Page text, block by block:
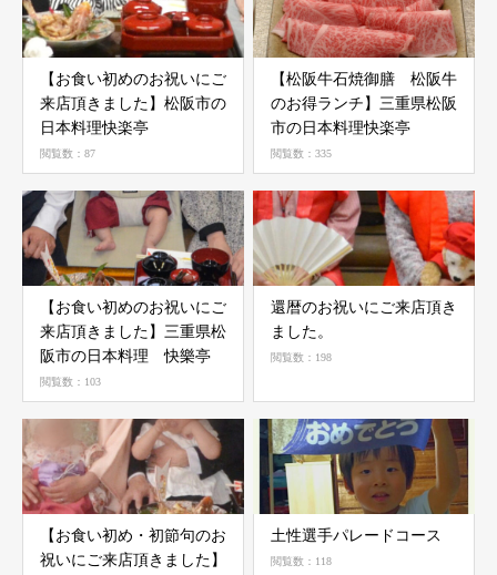
【お食い初めのお祝いにご
来店頂きました】ㅤㅤㅤ松阪市の
日本料理快楽亭
閲覧数：87
【松阪牛石焼御膳 松阪牛
のお得ランチ】ㅤㅤㅤ三重県松阪
市の日本料理快楽亭
閲覧数：335
【お食い初めのお祝いにご
来店頂きました】三重県松
阪市の日本料理 快樂亭
閲覧数：103
還暦のお祝いにご来店頂き
ました。
閲覧数：198
【お食い初め・初節句のお
祝いにご来店頂きました】
土性選手パレードコース
閲覧数：118